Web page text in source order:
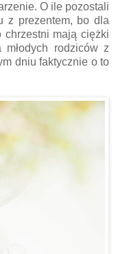
O ile pozostali
z prezentem, bo dla
chrzestni mają ciężki
rodziców z
dniu faktycznie o to